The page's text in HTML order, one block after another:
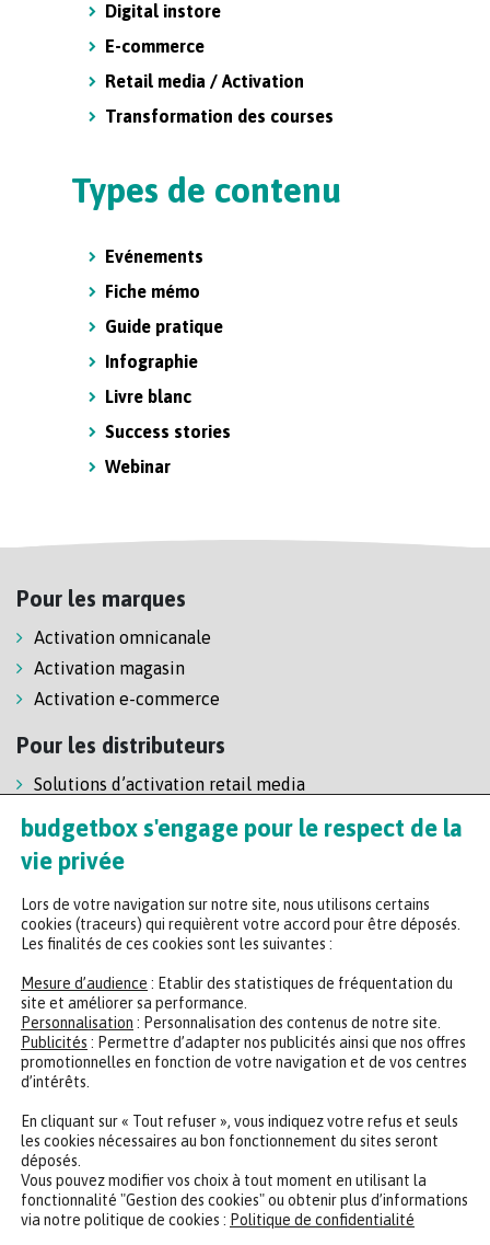
Digital instore
E-commerce
Retail media / Activation
Transformation des courses
Types de contenu
Evénements
Fiche mémo
Guide pratique
Infographie
Livre blanc
Success stories
Webinar
Pour les marques
Activation omnicanale
Activation magasin
Activation e-commerce
Pour les distributeurs
Solutions d’activation retail media
Solution de self-scanning
Régie enseigne
Headquarters
47 rue de la Chaussée d'Antin, 75009 Paris
CONTACTER UN EXPERT REJOINDRE NOTRE ÉQUIPE
budgetbox s'engage pour le respect de la
vie privée
Lors de votre navigation sur notre site, nous utilisons certains
cookies (traceurs) qui requièrent votre accord pour être déposés.
Les finalités de ces cookies sont les suivantes :
Mesure d’audience : Etablir des statistiques de fréquentation du
site et améliorer sa performance.
Personnalisation : Personnalisation des contenus de notre site.
Publicités : Permettre d’adapter nos publicités ainsi que nos offres
promotionnelles en fonction de votre navigation et de vos centres
d’intérêts.
En cliquant sur « Tout refuser », vous indiquez votre refus et seuls
les cookies nécessaires au bon fonctionnement du sites seront
déposés.
Vous pouvez modifier vos choix à tout moment en utilisant la
fonctionnalité "Gestion des cookies" ou obtenir plus d’informations
via notre politique de cookies : Politique de confidentialité